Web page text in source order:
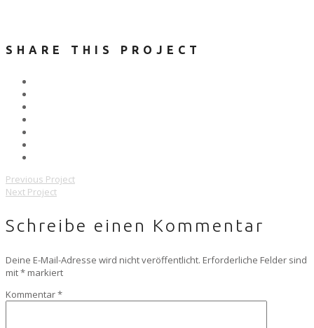
SHARE THIS PROJECT
Previous Project
Next Project
Schreibe einen Kommentar
Deine E-Mail-Adresse wird nicht veröffentlicht. Erforderliche Felder sind
mit* markiert
Kommentar*